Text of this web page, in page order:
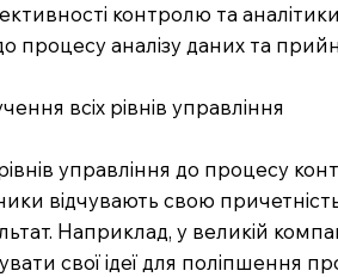
контролю та
процесу аналізу даних та
всіх рівнів управління
управління до процесу
відчувають свою
Наприклад, у великій
свої ідеї для поліпшення